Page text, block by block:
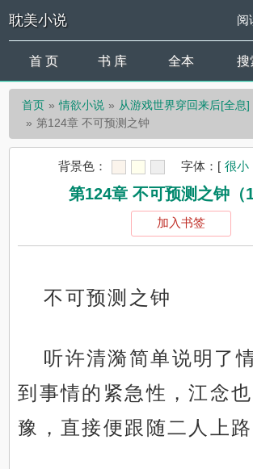
耽美小说 阅
首 页 书 库 全本 搜
首页 情欲小说
从游戏世界穿回来后[全息]
第124章 不可预测之钟
背景色： 字体： [ 很小
第124章 不可预测之钟（1
加入书签
不可预测之钟
听许清漪简单说明了
到事情的紧急性，江念
豫，直接便跟随二人上路